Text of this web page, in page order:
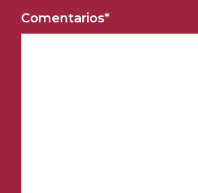
Comentarios*